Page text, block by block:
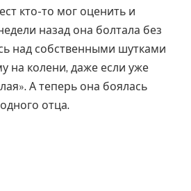
кто-то мог оценить и
назад она болтала без
над собственными шутками
на колени, даже если уже
А теперь она боялась
отца.